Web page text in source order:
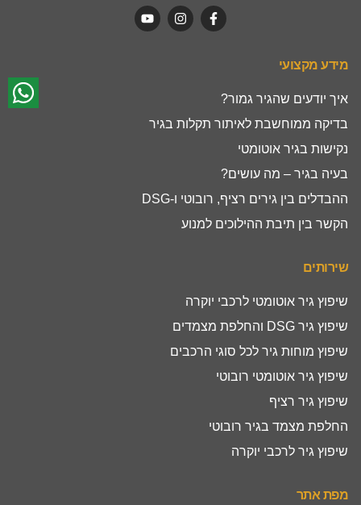
מידע מקצועי
איך יודעים שהגיר גמור?
בדיקה ממוחשבת לאיתור תקלות בגיר
נקישות בגיר אוטומטי
בעיה בגיר – מה עושים?
ההבדלים בין גירים רציף, רובוטי ו-DSG
הקשר בין תיבת ההילוכים למנוע
שירותים
שיפוץ גיר אוטומטי לרכבי יוקרה
שיפוץ גיר DSG והחלפת מצמדים
שיפוץ מוחות גיר לכל סוגי הרכבים
שיפוץ גיר אוטומטי רובוטי
שיפוץ גיר רציף
החלפת מצמד בגיר רובוטי
שיפוץ גיר לרכבי יוקרה
מפת אתר